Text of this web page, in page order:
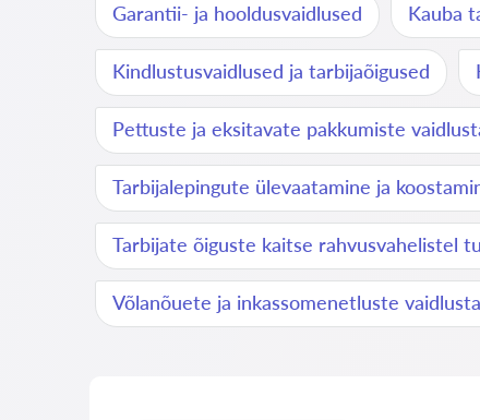
Garantii- ja hooldusvaidlused Kauba
Kindlustusvaidlused ja tarbijaõigused
Pettuste ja eksitavate pakkumiste
Tarbijalepingute ülevaatamine ja
Tarbijate õiguste kaitse rahvusvahelistel
Võlanõuete ja inkassomenetluste